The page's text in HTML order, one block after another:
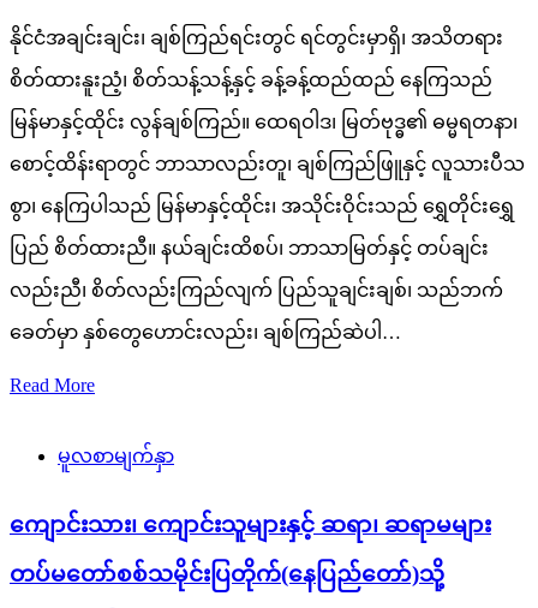
နိုင်ငံအချင်းချင်း၊ ချစ်ကြည်ရင်းတွင် ရင်တွင်းမှာရှိ၊ အသိတရား
စိတ်ထားနူးညံ့၊ စိတ်သန့်သန့်နှင့် ခန့်ခန့်ထည်ထည် နေကြသည်
မြန်မာနှင့်ထိုင်း လွန်ချစ်ကြည်။ ထေရဝါဒ၊ မြတ်ဗုဒ္ဓ၏ ဓမ္မရတနာ၊
စောင့်ထိန်းရာတွင် ဘာသာလည်းတူ၊ ချစ်ကြည်ဖြူနှင့် လူသားပီသ
စွာ၊ နေကြပါသည် မြန်မာနှင့်ထိုင်း၊ အသိုင်းဝိုင်းသည် ရွှေတိုင်းရွှေ
ပြည် စိတ်ထားညီ။ နယ်ချင်းထိစပ်၊ ဘာသာမြတ်နှင့် တပ်ချင်း
လည်းညီ၊ စိတ်လည်းကြည်လျက် ပြည်သူချင်းချစ်၊ သည်ဘက်
ခေတ်မှာ နှစ်တွေဟောင်းလည်း၊ ချစ်ကြည်ဆဲပါ…
Read More
မူလစာမျက်နှာ
ကျောင်းသား၊ ကျောင်းသူများနှင့် ဆရာ၊ ဆရာမများ
တပ်မတော်စစ်သမိုင်းပြတိုက်(နေပြည်တော်)သို့